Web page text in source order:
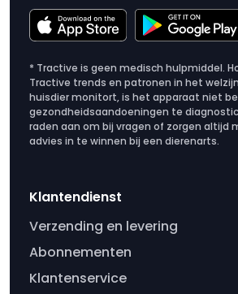
* Tractive is geen medisch hulpmiddel.
Tractive trends en patronen in het
huisdier monitort, is het apparaat niet
gezondheidsaandoeningen te
raden aan om bij vragen of zorgen altijd
advies in te winnen bij een dierenarts.
Klantendienst
Verzending en levering
Abonnementen
Klantenservice